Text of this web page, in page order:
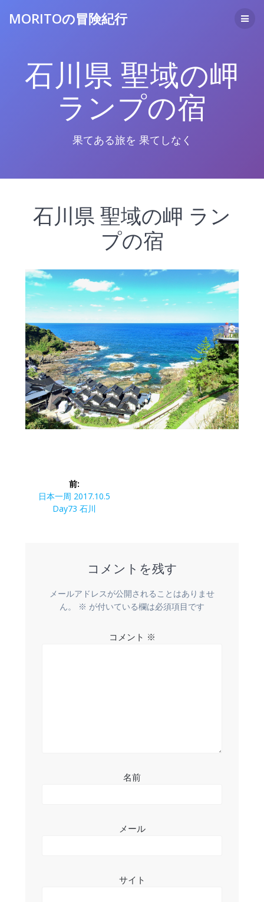
へ
ス
キ
ッ
プ
MORITOの冒険紀行
石川県 聖域の岬
ランプの宿
果てある旅を 果てしなく
石川県 聖域の岬 ラン
プの宿
前:
前
日本一周 2017.10.5
Day73 石川
コメントを残す
メールアドレスが公開されることはありませ
ん。
※ が付いている欄は必須項目です
コメント ※
名前
メール
サイト